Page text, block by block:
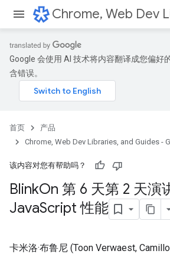
Google 会使用 AI 技术将内容翻译成您偏好
含错误。
首页
产品
Chrome, Web Dev Libraries, and Guides -
该内容对您有帮助吗？
BlinkOn 第 6 天第 2 天演
JavaScript 性能
卡米洛·布鲁尼 (Toon Verwaest,